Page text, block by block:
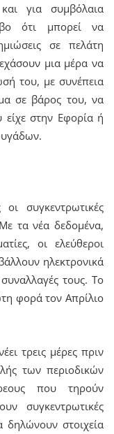
για συμβόλαια
ότι μπορεί να
σε πελάτη
μια μέρα να
του, με συνέπεια
σε βάρος του, να
είχε στην Εφορία ή
συγκεντρωτικές
τα νέα δεδομένα,
οι ελεύθεροι
ηλεκτρονικά
τους. Το
φορά τον Απρίλιο
τρεις μέρες πριν
των περιοδικών
που τηρούν
συγκεντρωτικές
δηλώνουν στοιχεία